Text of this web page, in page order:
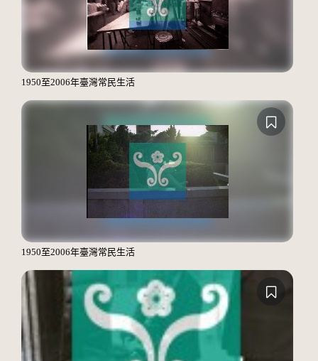
1950至2006年臺灣常民生活
1950至2006年臺灣常民生活